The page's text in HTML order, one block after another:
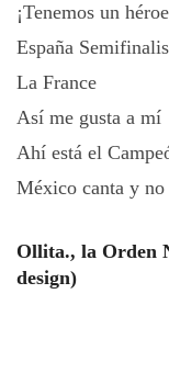
¡Tenemos un
España
La France
Así me gusta a mí
Ahí está el
México canta y
Ollita., la Orden
design)